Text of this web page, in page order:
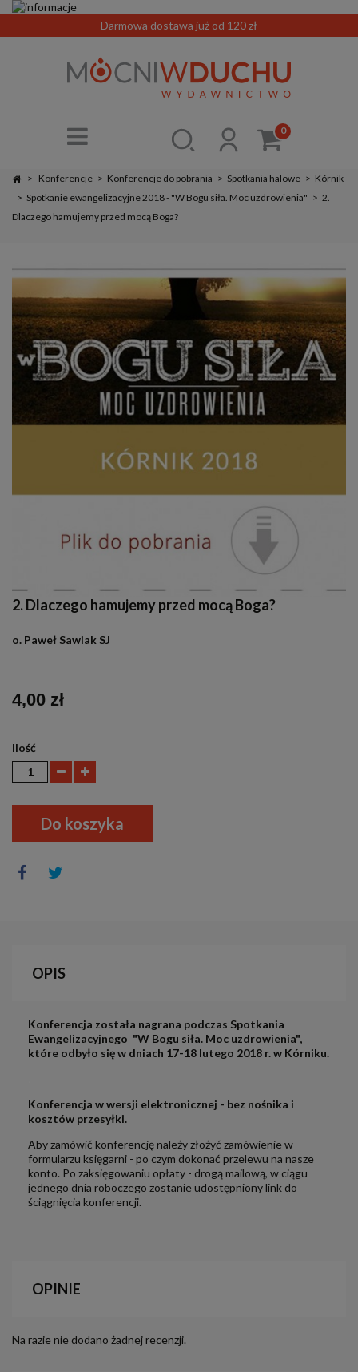
Darmowa dostawa już od 120 zł
0
> Konferencje > Konferencje do pobrania > Spotkania halowe > Kórnik
> Spotkanie ewangelizacyjne 2018 - "W Bogu siła. Moc uzdrowienia" > 2.
Dlaczego hamujemy przed mocą Boga?
2. Dlaczego hamujemy przed mocą Boga?
o. Paweł Sawiak SJ
4,00 zł
Ilość
Do koszyka
OPIS
Konferencja została nagrana podczas Spotkania
Ewangelizacyjnego "W Bogu siła. Moc uzdrowienia",
które odbyło się w dniach 17-18 lutego 2018 r. w Kórniku.
Konferencja w wersji elektronicznej - bez nośnika i
kosztów przesyłki.
Aby zamówić konferencję należy złożyć zamówienie w
formularzu księgarni - po czym dokonać przelewu na nasze
konto. Po zaksięgowaniu opłaty - drogą mailową, w ciągu
jednego dnia roboczego zostanie udostępniony link do
ściągnięcia konferencji.
OPINIE
Na razie nie dodano żadnej recenzji.